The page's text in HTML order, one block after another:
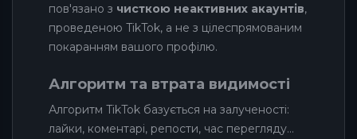
пов'язано з чисткою неактивних акаунтів,
проведеною TikTok, а не з цілеспрямованим
покаранням вашого профілю.
Алгоритм та втрата видимості
Алгоритм TikTok базується на залученості:
лайки, коментарі, репости, час перегляду…